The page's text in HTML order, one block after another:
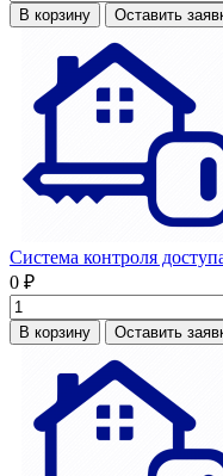
В корзину Оставить
Система контроля
0 ₽
В корзину Оставить